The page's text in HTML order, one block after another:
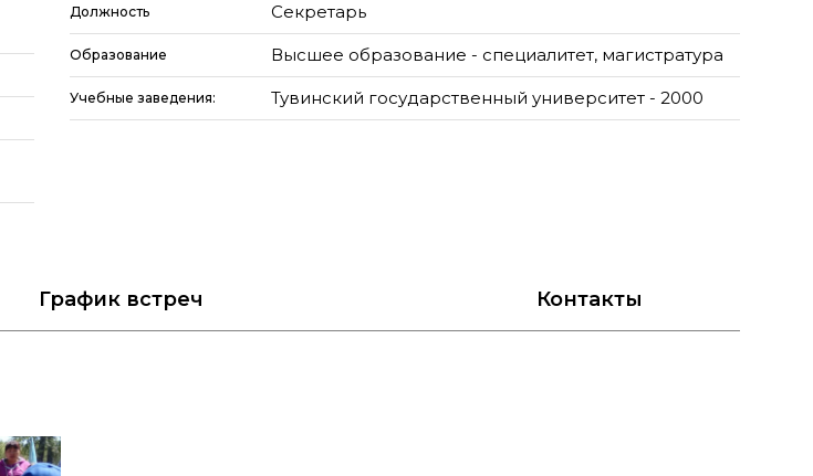
Должность Секретарь
Образование Высшее образование - специалитет, магистратура
Учебные заведения: Тувинский государственный университет - 2000
График встреч Контакты